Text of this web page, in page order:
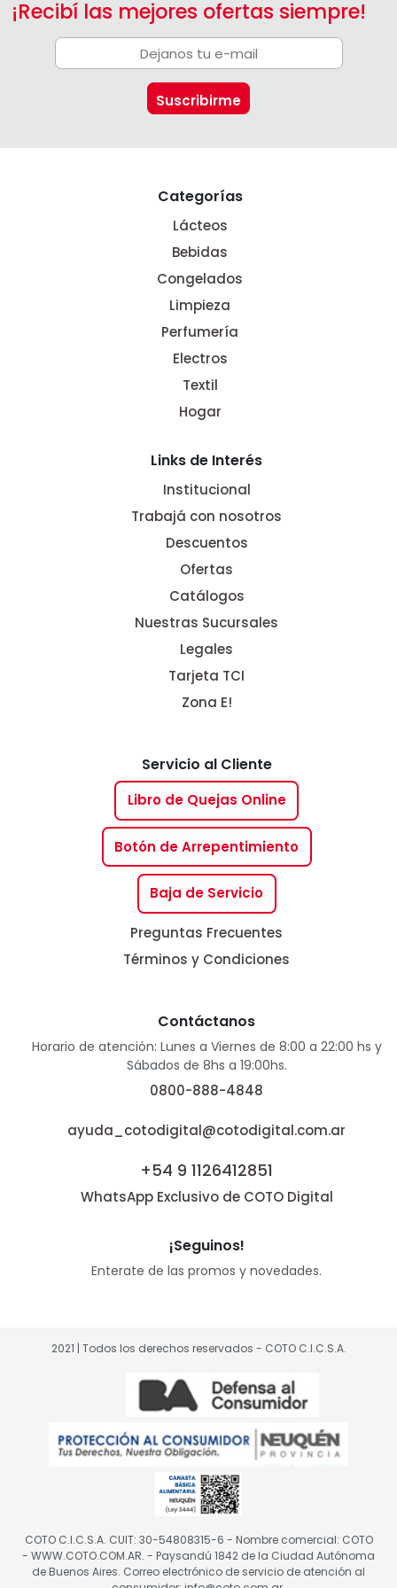
¡Recibí las mejores ofertas siempre!
Categorías
Lácteos
Bebidas
Congelados
Limpieza
Perfumería
Electros
Textil
Hogar
Links de Interés
Institucional
Trabajá con nosotros
Descuentos
Ofertas
Catálogos
Nuestras Sucursales
Legales
Tarjeta TCI
Zona E!
Servicio al Cliente
Libro de Quejas Online
Botón de Arrepentimiento
Baja de Servicio
Preguntas Frecuentes
Términos y Condiciones
Contáctanos
Horario de atención: Lunes a Viernes de 8:00 a 22:00 hs y
Sábados de 8hs a 19:00hs.
0800-888-4848
ayuda_cotodigital@cotodigital.com.ar
+54 9 1126412851
WhatsApp Exclusivo de COTO Digital
¡Seguinos!
Enterate de las promos y novedades.
2021 | Todos los derechos reservados - COTO C.I.C.S.A.
COTO C.I.C.S.A. CUIT: 30-54808315-6 - Nombre comercial: COTO
- WWW.COTO.COM.AR. - Paysandú 1842 de la Ciudad Autónoma
de Buenos Aires. Correo electrónico de servicio de atención al